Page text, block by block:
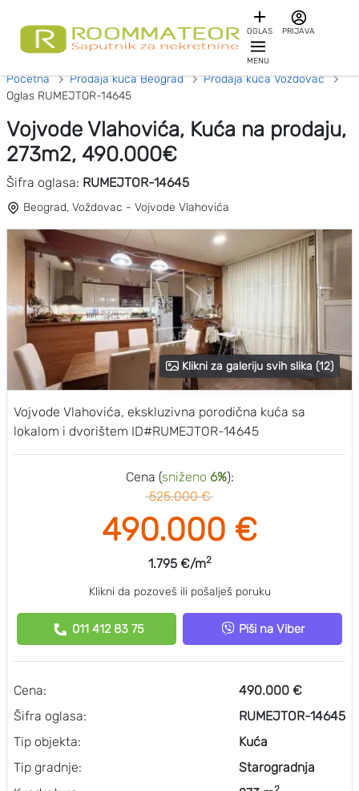
OGLAS PRIJAVA
MENU
Početna Prodaja kuća Beograd
Prodaja kuća Voždovac
Oglas RUMEJTOR-14645
Vojvode Vlahovića, Kuća na prodaju,
273m2, 490.000€
Šifra oglasa: RUMEJTOR-14645
Beograd, Voždovac - Vojvode Vlahovića
Klikni za galeriju svih slika (12)
Vojvode Vlahovića, ekskluzivna porodična kuća sa
lokalom i dvorištem ID#RUMEJTOR-14645
Cena (sniženo 6%):
525.000 €
490.000 €
1.795 €/m2
Klikni da pozoveš ili pošalješ poruku
011 412 83 75 Piši na Viber
Cena:
Šifra oglasa:
Tip objekta:
Tip gradnje:
490.000 €
RUMEJTOR-14645
Kuća
Starogradnja